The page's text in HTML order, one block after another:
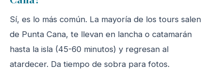
Sí, es lo más común. La mayoría de los tours salen
de Punta Cana, te llevan en lancha o catamarán
hasta la isla (45-60 minutos) y regresan al
atardecer. Da tiempo de sobra para fotos.